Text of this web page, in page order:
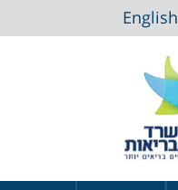
English